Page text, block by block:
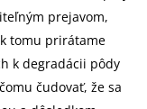
prejavom,
tomu prirátame
k degradácii pôdy
čudovať, že sa